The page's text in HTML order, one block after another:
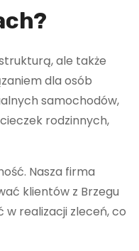
ale także
dla osób
samochodów,
rodzinnych,
Nasza firma
klientów z Brzegu
w realizacji zleceń, co